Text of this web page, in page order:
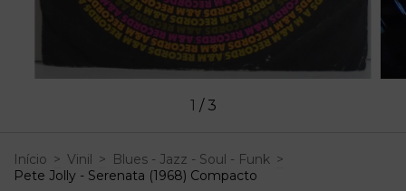
1 / 3
Início > Vinil > Blues - Jazz - Soul - Funk >
Pete Jolly - Serenata (1968) Compacto